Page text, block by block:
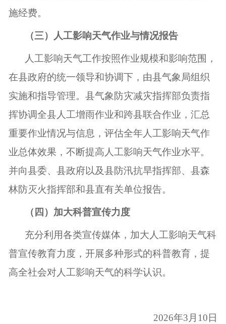
施经费。
（三）人工影响天气作业与情况报告
人工影响天气工作按照作业规模和影响范围，
在县政府的统一领导和协调下，由县气象局组织
实施和指导管理。县气象防灾减灾指挥部负责指
挥协调全县人工增雨作业和跨县联合作业，汇总
重要作业情况与信息，评估全年人工影响天气作
业总体效果，不断提高人工影响天气作业水平。
并向县委、县政府以及县防汛抗旱指挥部、县森
林防灭火指挥部和县直有关单位报告。
（四）加大科普宣传力度
充分利用各类宣传媒体，加大人工影响天气科
普宣传教育力度，开展多种形式的科普教育，提
高全社会对人工影响天气的科学认识。
2026年3 月 10 日